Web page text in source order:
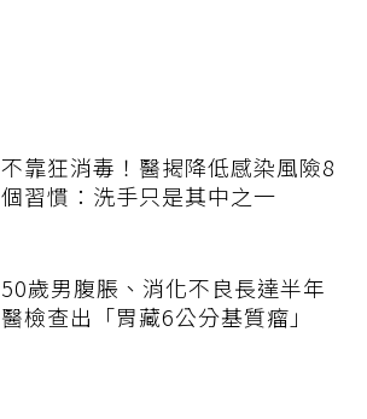
不靠狂消毒！醫揭降低感染風險8
個習慣：洗手只是其中之一
50歲男腹脹、消化不良長達半年
醫檢查出「胃藏6公分基質瘤」